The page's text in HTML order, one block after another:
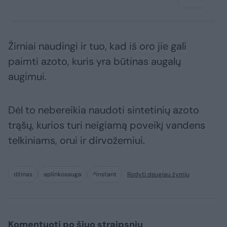
Žirniai naudingi ir tuo, kad iš oro jie gali
paimti azoto, kuris yra būtinas augalų
augimui.
Dėl to nebereikia naudoti sintetinių azoto
trąšų, kurios turi neigiamą poveikį vandens
telkiniams, orui ir dirvožemiui.
džinas aplinkosauga ^Instant Rodyti daugiau žymių
Komentuoti po šiuo straipsniu